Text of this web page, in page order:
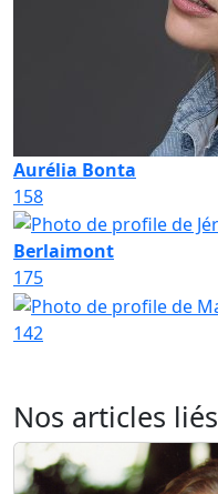
Aurélia Bonta
158
Berlaimont
175
142
Nos articles liés